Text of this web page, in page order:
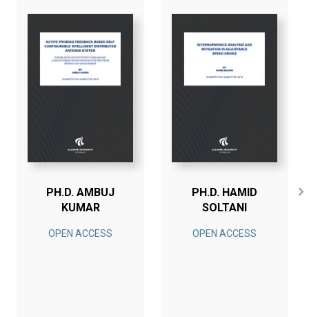
PH.D. AMBUJ
KUMAR
OPEN ACCESS
PH.D. HAMID
SOLTANI
OPEN ACCESS